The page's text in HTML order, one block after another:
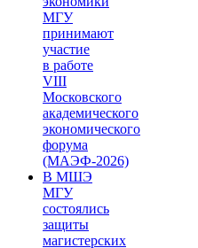
МГУ
принимают
участие
в работе
VIII
Московского
академического
экономического
форума
(МАЭФ-2026)
В МШЭ
МГУ
состоялись
защиты
магистерских